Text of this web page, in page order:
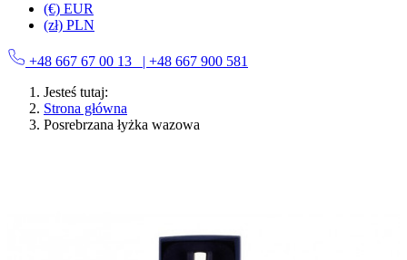
(€) EUR
(zł) PLN
+48 667 67 00 13
| +48 667 900 581
Jesteś tutaj:
Strona główna
Posrebrzana łyżka wazowa